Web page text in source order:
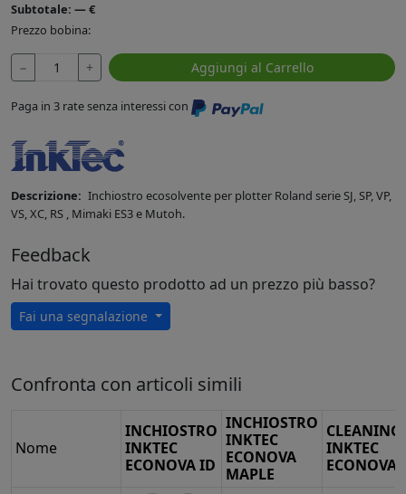
Subtotale: —€
Prezzo bobina:
− + Aggiungi al Carrello
Paga in 3 rate senza interessi con
Descrizione: Inchiostro ecosolvente per plotter Roland serie SJ, SP, VP,
VS, XC, RS , Mimaki ES3 e Mutoh.
Feedback
Hai trovato questo prodotto ad un prezzo più basso?
Fai una segnalazione
Confronta con articoli simili
Nome
INCHIOSTRO
INKTEC
ECONOVA ID
INCHIOSTRO
INKTEC
ECONOVA
MAPLE
CLEANING
INKTEC
ECONOVA